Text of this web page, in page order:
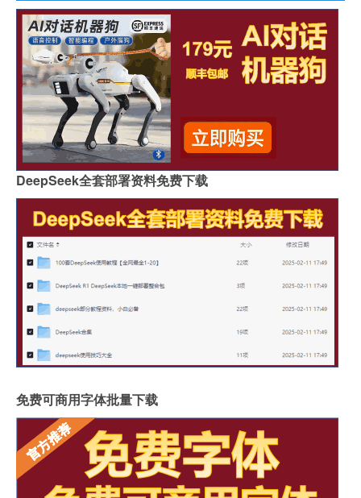
DeepSeek全套部署资料免费下载
免费可商用字体批量下载